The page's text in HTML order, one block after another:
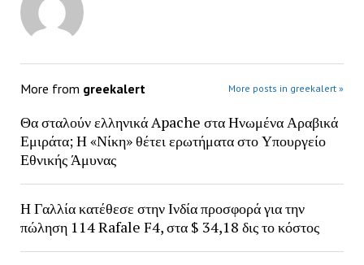
More from greekalert More posts in greekalert »
Θα σταλούν ελληνικά Apache στα Ηνωμένα Αραβικά
Εμιράτα; Η «Νίκη» θέτει ερωτήματα στο Υπουργείο
Εθνικής Άμυνας
Η Γαλλία κατέθεσε στην Ινδία προσφορά για την
πώληση 114 Rafale F4, στα $ 34,18 δις το κόστος